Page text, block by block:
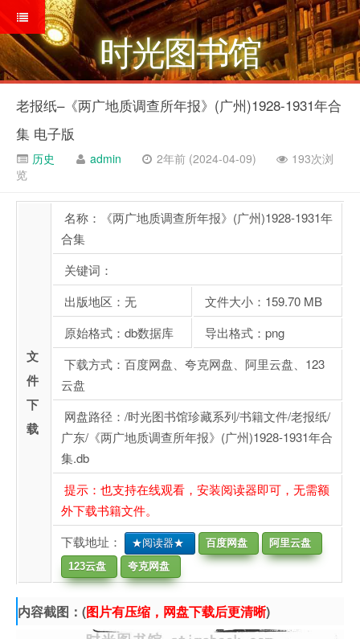
时光图书馆
老报纸–《两广地质调查所年报》(广州)1928-1931年合
集 电子版
历史 admin 2年前 (2024-04-09)
193次浏
览
文
件
下
载
名称：《两广地质调查所年报》(广州)1928-1931年
合集
关键词：
出版地区：无
文件大小：159.70 MB
原始格式：db数据库
导出格式：png
下载方式：百度网盘、夸克网盘、阿里云盘、123
云盘
网盘路径：/时光图书馆珍藏系列/书籍文件/老报纸/
广东/《两广地质调查所年报》(广州)1928-1931年合
集.db
提示：也支持在线观看，安装阅读器即可，无需额
外下载书籍文件。
下载地址：
★阅读器★ 百度网盘
阿里云盘
123云盘
夸克网盘
内容截图：(图片有压缩，网盘下载后更清晰)